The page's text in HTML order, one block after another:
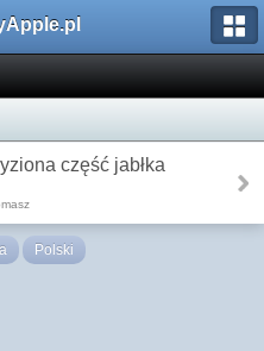
część jabłka
Polski